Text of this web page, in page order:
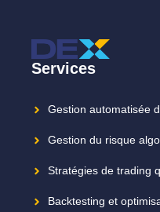
Services
Gestion automatisée
Gestion du risque
Stratégies de trading
Backtesting et